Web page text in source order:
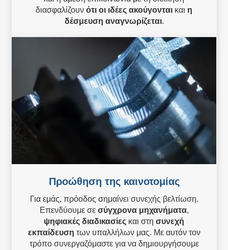
διασφαλίζουν ότι οι ιδέες ακούγονται και η
δέσμευση αναγνωρίζεται.
Προώθηση της καινοτομίας
Για εμάς, πρόοδος σημαίνει συνεχής βελτίωση.
Επενδύουμε σε σύγχρονα μηχανήματα,
ψηφιακές διαδικασίες και στη συνεχή
εκπαίδευση των υπαλλήλων μας. Με αυτόν τον
τρόπο συνεργαζόμαστε για να δημιουργήσουμε